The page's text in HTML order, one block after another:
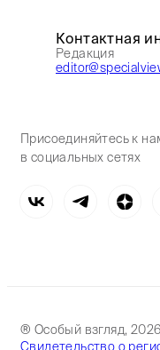
Контактная
Редакция
Присоединяйтесь к
в социальных сетях
® Особый взгляд, 2026
Свидетельство о